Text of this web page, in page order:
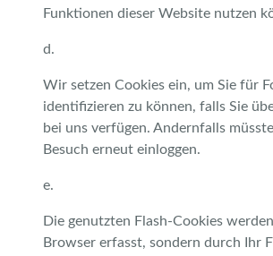
Funktionen dieser Website nutzen
d.
Wir setzen Cookies ein, um Sie für
identifizieren zu können, falls Sie
bei uns verfügen. Andernfalls
Besuch erneut einloggen.
e.
Die genutzten Flash-Cookies
Browser erfasst, sondern durch Ihr